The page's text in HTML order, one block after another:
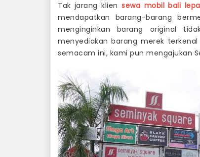
Tak jarang kliensewa mobil bali
mendapatkan barang-barang
menginginkan barang original
menyediakan barang merek
semacam ini, kami pun mengajukan